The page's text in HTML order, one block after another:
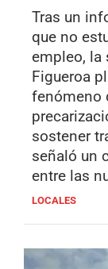
Tras un
que no
empleo, la
Figueroa
fenómeno
sostener
señaló un
entre las
LOCALES